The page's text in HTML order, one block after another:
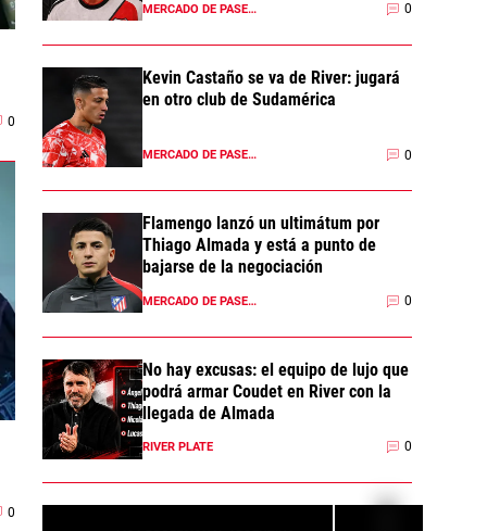
0
0
MERCADO DE PASES 2026 0
Kevin Castaño se va de River: jugará
en otro club de Sudamérica
MERCADO DE PASES 2026 0
Flamengo lanzó un ultimátum por
Thiago Almada y está a punto de
bajarse de la negociación
MERCADO DE PASES 2026 0
No hay excusas: el equipo de lujo que
podrá armar Coudet en River con la
llegada de Almada
RIVER PLATE 0